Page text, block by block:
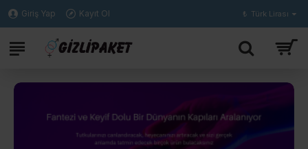
Giriş Yap Kayıt Ol ₺ Türk Lirası